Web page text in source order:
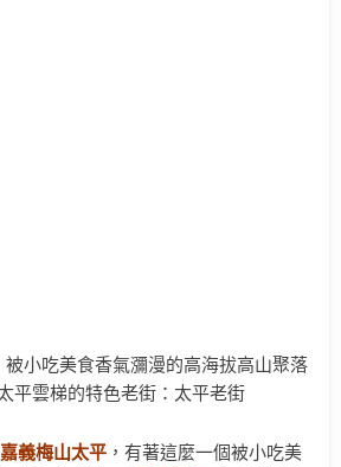
嘉義梅山太平 ，有著這麼一個被小吃美